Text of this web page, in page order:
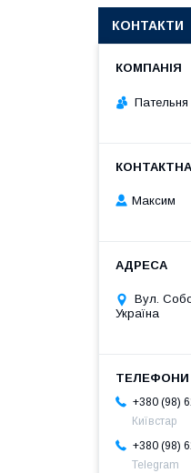
КОНТАКТИ
Пательня
Максим
Вул.
Україна
+380 (98)
Київстар
+380 (98)
Telegram